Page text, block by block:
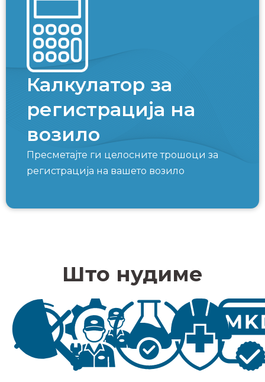
Калкулатор за
регистрација на
возило
Пресметајте ги целосните трошоци за
регистрација на вашето возило
Што нудиме